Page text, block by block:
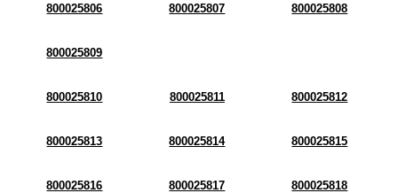
800025806 800025807 800025808
800025809
800025810 800025811 800025812
800025813 800025814 800025815
800025816 800025817 800025818